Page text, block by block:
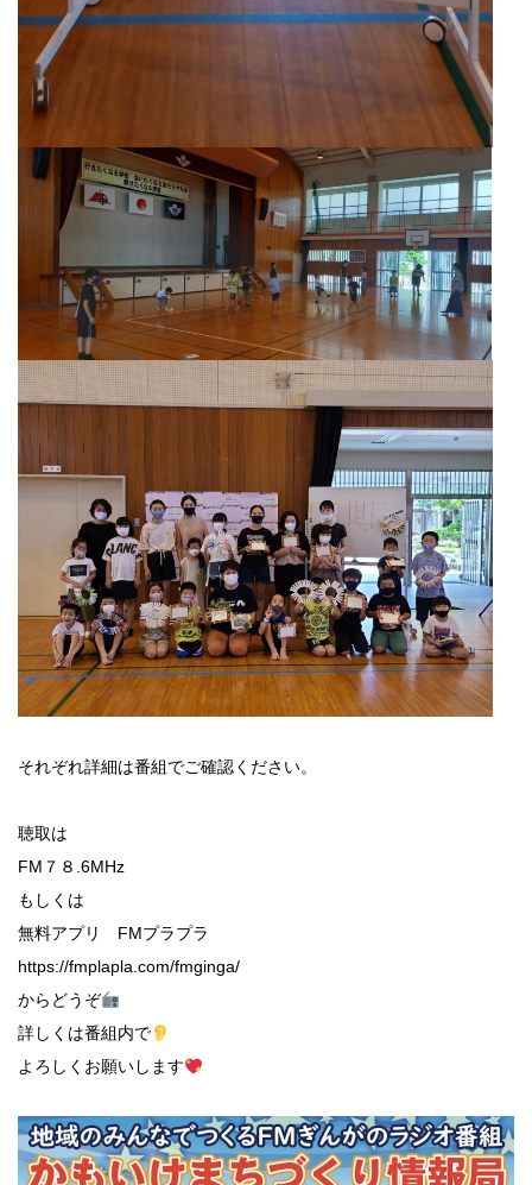
それぞれ詳細は番組でご確認ください。
聴取は
FM７８.6MHz
もしくは
無料アプリ FMプラプラ
https://fmplapla.com/fmginga/
からどうぞ
詳しくは番組内で
よろしくお願いします